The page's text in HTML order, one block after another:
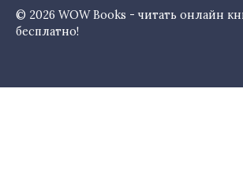
© 2026 WOW Books - читать онлайн
бесплатно!